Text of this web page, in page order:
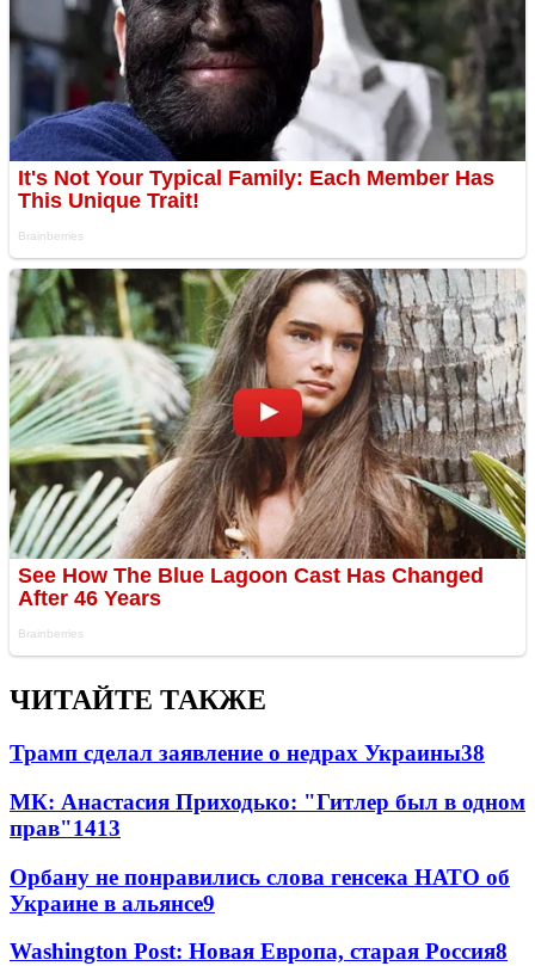
ЧИТАЙТЕ ТАКЖЕ
Трамп сделал заявление о недрах Украины38
МК: Анастасия Приходько: "Гитлер был в одном
прав"1413
Орбану не понравились слова генсека НАТО об
Украине в альянсе9
Washington Post: Новая Европа, старая Россия8